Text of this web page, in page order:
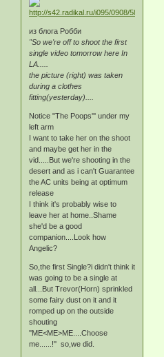
из блога Робби
"So we're off to shoot the first
single video tomorrow here In
LA.....
the picture (right) was taken
during a clothes
fitting(yesterday)....
Notice "The Poops''' under my
left arm
I want to take her on the shoot
and maybe get her in the
vid.....But we're shooting in the
desert and as i can't Guarantee
the AC units being at optimum
release
I think it's probably wise to
leave her at home..Shame
she'd be a good
companion....Look how
Angelic?
So,the first Single?i didn't think it
was going to be a single at
all...But Trevor(Horn) sprinkled
some fairy dust on it and it
romped up on the outside
shouting
''ME<ME>ME....Choose
me......!'' so,we did.